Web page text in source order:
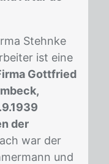
Stehn­ke
ist eine
Gottfried
der
war der
und